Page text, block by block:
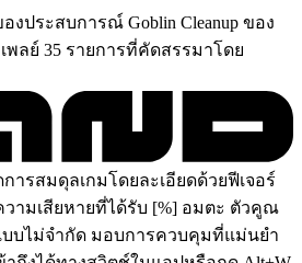
ประสบการณ์ Goblin Cleanup ของ
ลย์ 35 รายการที่คัดสรรมาโดย
ารสมดุลเกมโดยละเอียดด้วยฟีเจอร์
วามเสียหายที่ได้รับ [%] อมตะ ตัวคูณ
บบไม่จำกัด มอบการควบคุมที่แม่นยำ